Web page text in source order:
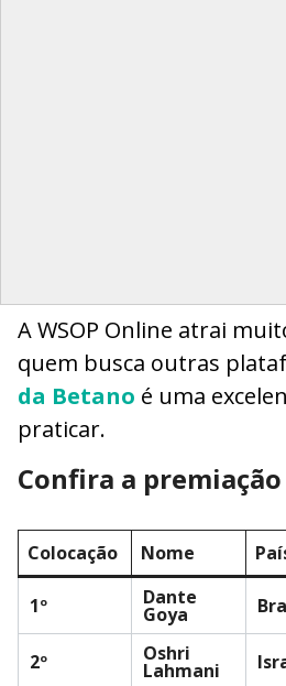
A WSOP Online atrai
quem busca outras
da Betano é uma
praticar.
Confira a
Colocação Nome
1º Dante
Goya
2º
Oshri
Lahmani